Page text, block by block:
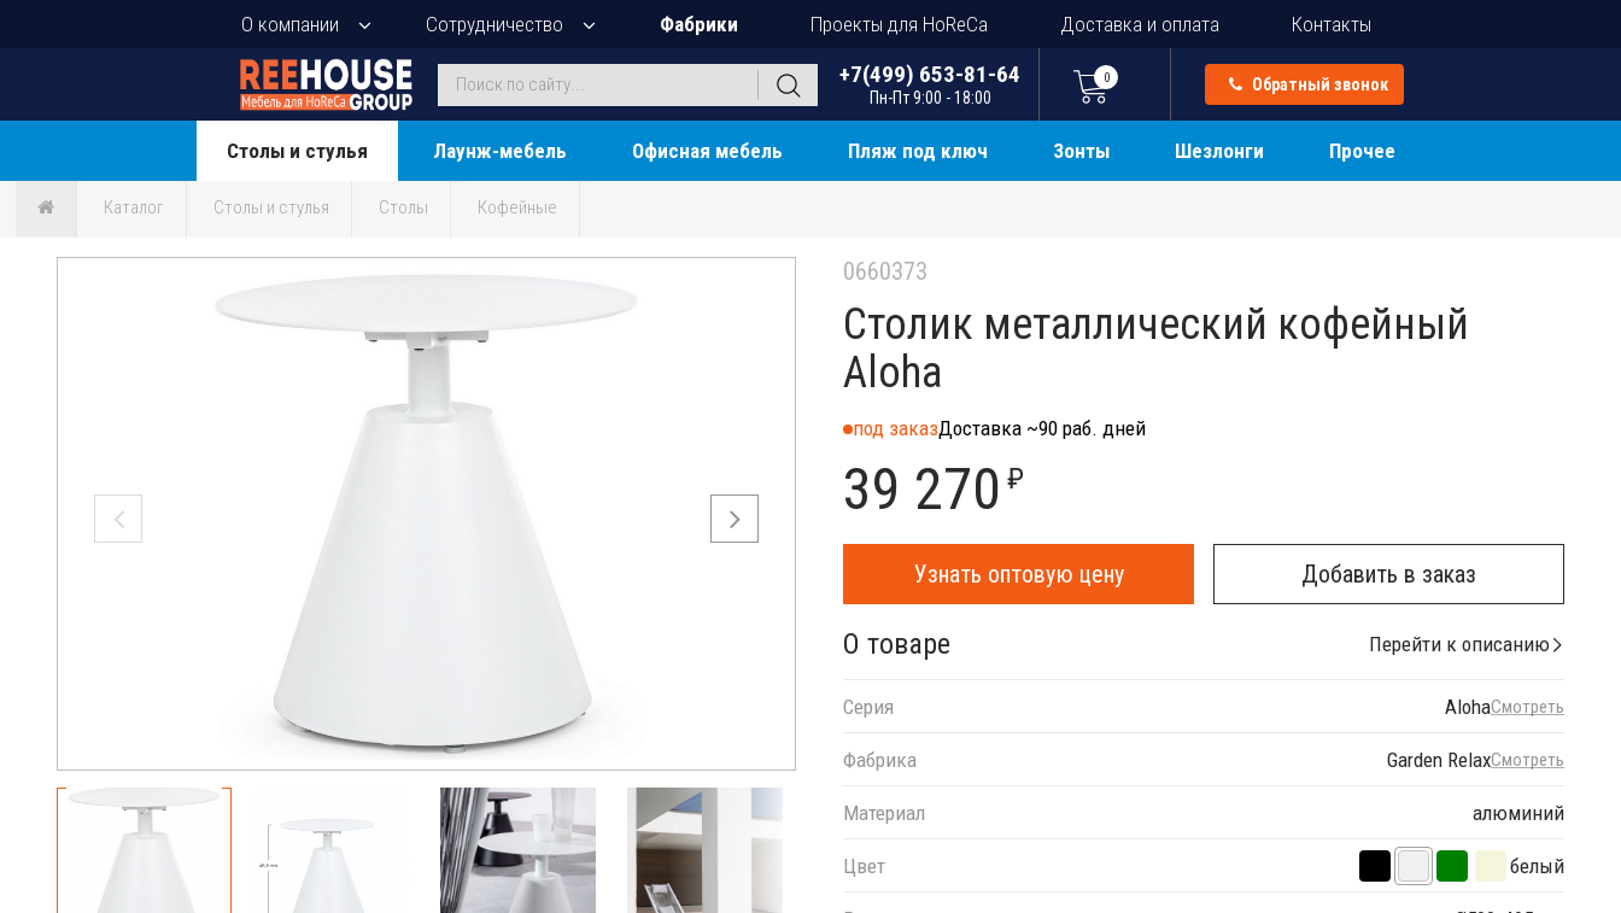
О компании Сотрудничество Фабрики Проекты для HoReCa Доставка и оплата Контакты
+7(499) 653-81-64
Пн-Пт 9:00 - 18:00
0 Обратный звонок
Столы и стулья Лаунж-мебель Офисная мебель Пляж под ключ Зонты Шезлонги Прочее
Каталог Столы и стулья Столы Кофейные
0660373
Столик металлический кофейный
Aloha
под заказДоставка ~90 раб. дней
39 270 ₽
Узнать оптовую цену Добавить в заказ
О товаре Перейти к описанию
Серия AlohaСмотреть
Фабрика Garden RelaxСмотреть
Материал алюминий
Цвет белый